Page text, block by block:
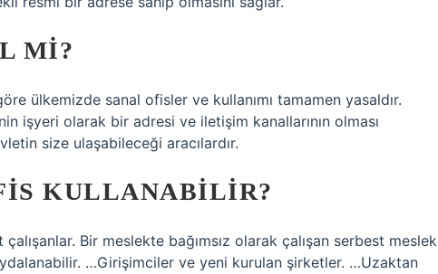
MI?
ülkemizde sanal ofisler ve kullanımı tamamen yasaldır.
işyeri olarak bir adresi ve iletişim kanallarının olması
size ulaşabileceği aracılardır.
KULLANABILIR?
Bir meslekte bağımsız olarak çalışan serbest meslek
…Girişimciler ve yeni kurulan şirketler. …Uzaktan